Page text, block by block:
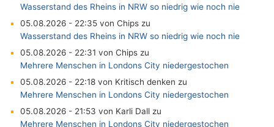
Wasserstand des Rheins in NRW so niedrig wie noch nie
05.08.2026 - 22:35 von Chips zu
Wasserstand des Rheins in NRW so niedrig wie noch nie
05.08.2026 - 22:31 von Chips zu
Mehrere Menschen in Londons City niedergestochen
05.08.2026 - 22:18 von Kritisch denken zu
Mehrere Menschen in Londons City niedergestochen
05.08.2026 - 21:53 von Karli Dall zu
Mehrere Menschen in Londons City niedergestochen